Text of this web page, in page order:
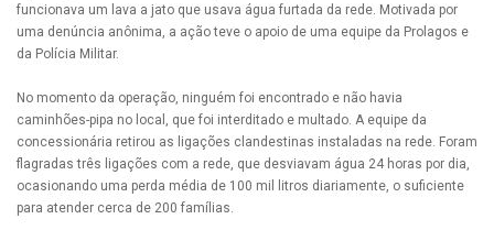
funcionava um lava a jato que usava água furtada da rede. Motivada por
uma denúncia anônima, a ação teve o apoio de uma equipe da Prolagos e
da Polícia Militar.
No momento da operação, ninguém foi encontrado e não havia
caminhões-pipa no local, que foi interditado e multado. A equipe da
concessionária retirou as ligações clandestinas instaladas na rede. Foram
flagradas três ligações com a rede, que desviavam água 24 horas por dia,
ocasionando uma perda média de 100 mil litros diariamente, o suficiente
para atender cerca de 200 famílias.